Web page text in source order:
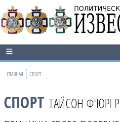
ГЛАВНАЯ СПОРТ
СПОРТ ТАЙСОН Ф'ЮРІ